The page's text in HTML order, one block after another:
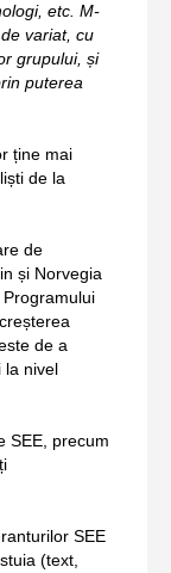
etc. M-
variat, cu
grupului, și
puterea
ține mai
de la
de
și Norvegia
de a
la nivel
SEE, precum
SEE
(text,